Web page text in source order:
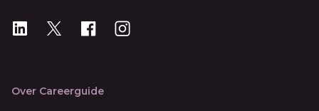
LinkedIn
X Instagram
Over Careerguide